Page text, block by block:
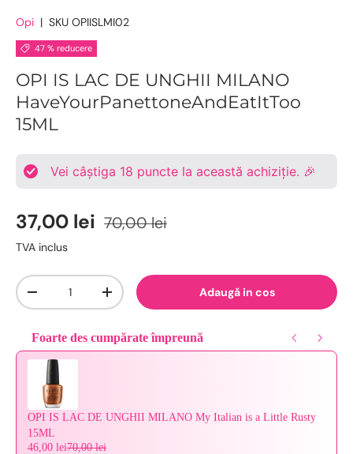
Opi | SKU OPIISLMI02
47 % reducere
OPI IS LAC DE UNGHII MILANO
HaveYourPanettoneAndEatItToo
15ML
Vei câștiga 18 puncte la această achiziție. 🎉
37,00 lei 70,00 lei
TVA inclus
Cantitate
-
+ Adaugă in cos
Foarte des cumpărate împreună
Use the Previous and Next buttons to navigate through product
OPI IS LAC DE UNGHII MILANO My Italian is a Little Rusty
15ML
46,00 lei70,00 lei